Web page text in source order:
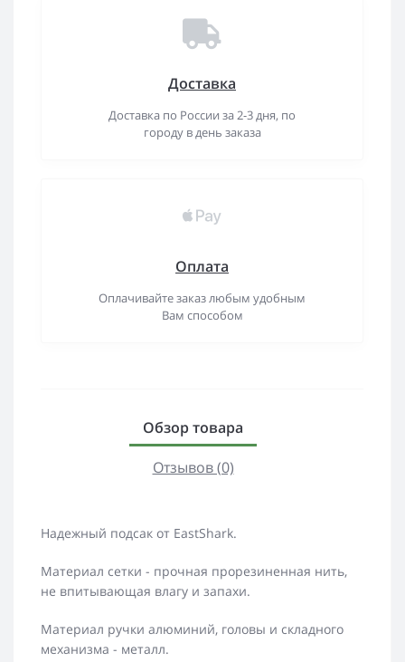
Доставка
Доставка по России за 2-3 дня, по
городу в день заказа
Оплата
Оплачивайте заказ любым удобным
Вам способом
Обзор товара
Отзывов (0)
Надежный подсак от EastShark.
Материал сетки - прочная прорезиненная нить,
не впитывающая влагу и запахи.
Материал ручки алюминий, головы и складного
механизма - металл.